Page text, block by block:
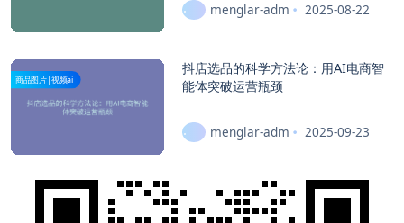
menglar-adm 2025-08-22
商品图片|视频ai
抖店选品的科学方法论：用AI电商智
能体突破运营瓶颈
menglar-adm 2025-09-23